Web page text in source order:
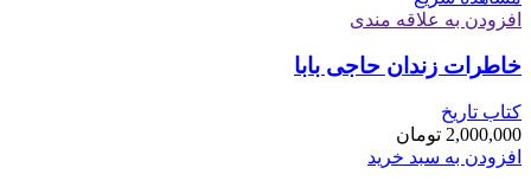
افزودن به علاقه مندی
خاطرات زندان حاجی بابا
کتاب تاریخ
2,000,000 تومان
افزودن به سبد خرید